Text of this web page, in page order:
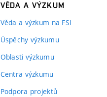
VĚDA A VÝZKUM
Věda a výzkum na FSI
Úspěchy výzkumu
Oblasti výzkumu
Centra výzkumu
Podpora projektů